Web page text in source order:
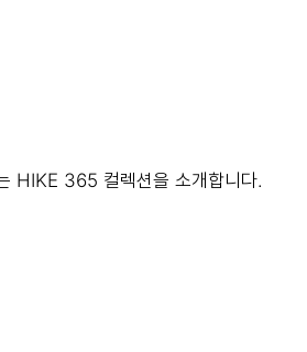
HIKE 365 컬렉션을 소개합니다.